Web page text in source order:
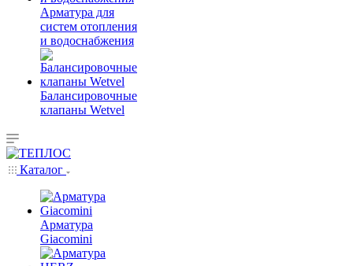
Арматура для
систем отопления
и водоснабжения
Балансировочные
клапаны Wetvel
Каталог
Арматура
Giacomini